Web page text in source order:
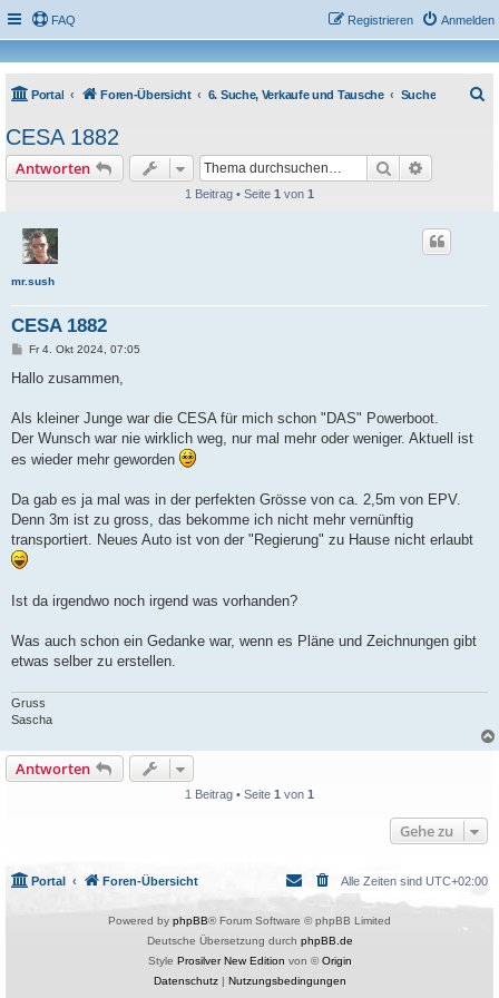
FAQ Anmelden
Registrieren
Portal Foren-Übersicht 6. Suche, Verkaufe und Tausche Suche
CESA 1882
Antworten Suche
1 Beitrag • Seite 1 von 1
mr.sush
CESA 1882
B
i
a
Fr 4. Okt 2024, 07:05
Hallo zusammen,
Als kleiner Junge war die CESA für mich schon "DAS" Powerboot.
Der Wunsch war nie wirklich weg, nur mal mehr oder weniger. Aktuell ist
es wieder mehr geworden
Da gab es ja mal was in der perfekten Grösse von ca. 2,5m von EPV.
Denn 3m ist zu gross, das bekomme ich nicht mehr vernünftig
transportiert. Neues Auto ist von der "Regierung" zu Hause nicht erlaubt
Ist da irgendwo noch irgend was vorhanden?
Was auch schon ein Gedanke war, wenn es Pläne und Zeichnungen gibt
etwas selber zu erstellen.
Gruss
Sascha
Antworten
1 Beitrag • Seite 1 von 1
Gehe zu
Portal Foren-Übersicht Alle Zeiten sind UTC+02:00
Powered by phpBB® Forum Software © phpBB Limited
Deutsche Übersetzung durch phpBB.de
Style Prosilver New Edition von ©Origin
Datenschutz| Nutzungsbedingungen